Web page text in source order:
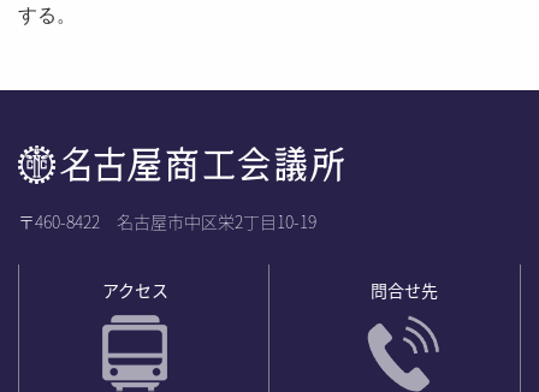
する。
〒460-8422 名古屋市中区栄2丁目10-19
アクセス 問合せ先